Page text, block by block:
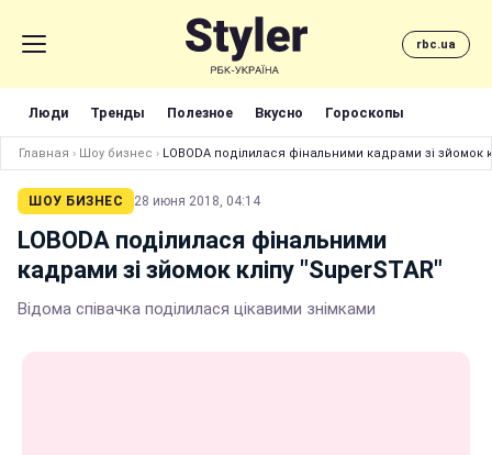
rbc.ua
Люди Тренды Полезное Вкусно Гороскопы
Главная › Шоу бизнес › LOBODA поділилася фінальними кадрами зі зйомок
ШОУ БИЗНЕС 28 июня 2018, 04:14
LOBODA поділилася фінальними
кадрами зі зйомок кліпу "SuperSTAR"
Відома співачка поділилася цікавими знімками